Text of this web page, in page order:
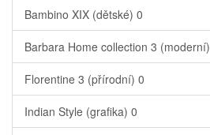
Bambino XIX (dětské) 0
Barbara Home collection 3 (moderní)
Florentine 3 (přírodní) 0
Indian Style (grafika) 0